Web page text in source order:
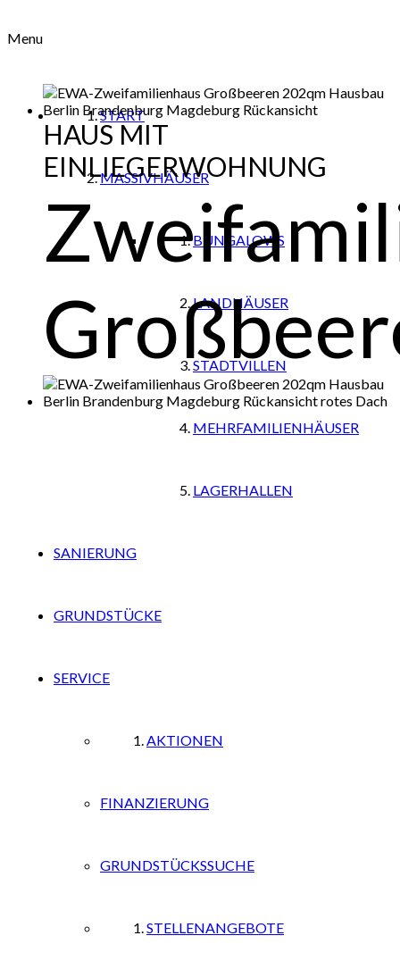
Menu
START
MASSIVHÄUSER
BUNGALOWS
LANDHÄUSER
STADTVILLEN
MEHRFAMILIENHÄUSER
LAGERHALLEN
SANIERUNG
GRUNDSTÜCKE
SERVICE
AKTIONEN
FINANZIERUNG
GRUNDSTÜCKSSUCHE
STELLENANGEBOTE
HAUS MIT
EINLIEGERWOHNUNG